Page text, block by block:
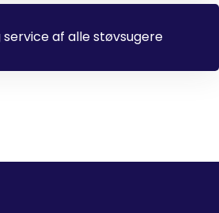
af alle støvsugere